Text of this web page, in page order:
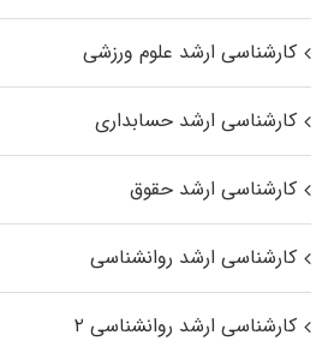
کارشناسی ارشد علوم ورزشی
کارشناسی ارشد حسابداری
کارشناسی ارشد حقوق
کارشناسی ارشد روانشناسی
کارشناسی ارشد روانشناسی ۲